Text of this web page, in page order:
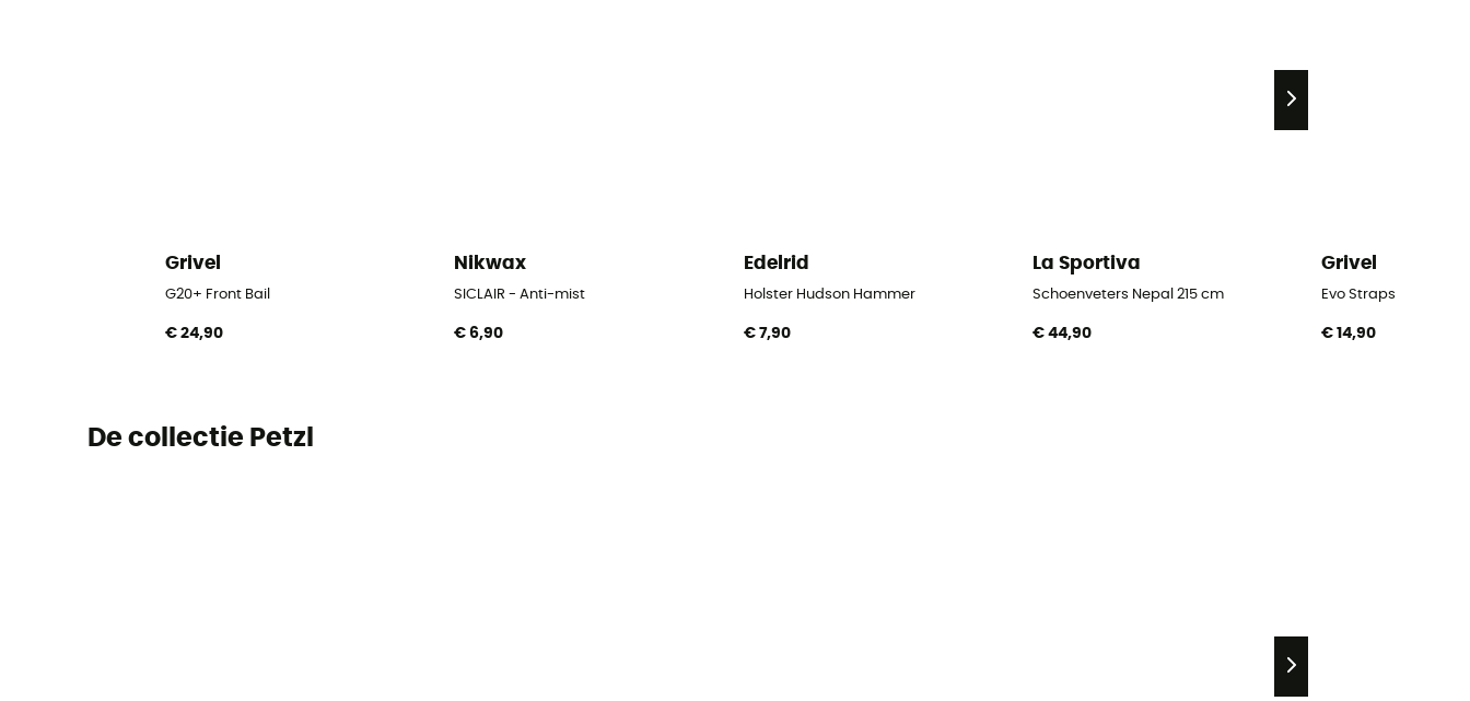
Grivel
G20+ Front Bail
€ 24,90
Nikwax
SICLAIR - Anti-mist
€ 6,90
Edelrid
Holster Hudson Hammer
€ 7,90
La Sportiva
Schoenveters Nepal 215 cm
€ 44,90
Grivel
Evo Straps
€ 14,90
De collectie Petzl